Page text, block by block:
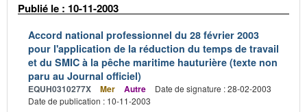
Publié le : 10-11-2003
Accord national professionnel du 28 février 2003
pour l'application de la réduction du temps de travail
et du SMIC à la pêche maritime hauturière (texte non
paru au Journal officiel)
EQUH0310277X Mer Autre
Date de signature : 28-02-2003
Date de publication : 10-11-2003